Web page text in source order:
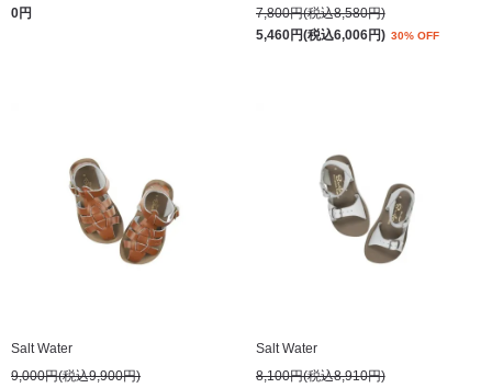
0円
7,800円(税込8,580円)
5,460円(税込6,006円) 30% OFF
Salt Water
9,000円(税込9,900円)
Salt Water
8,100円(税込8,910円)